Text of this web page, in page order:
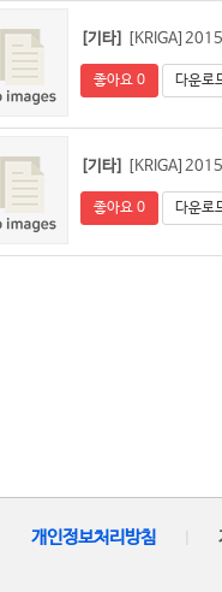
[기타]
좋아요 0 다운로
[기타]
좋아요 0 다운로
개인정보처리방침